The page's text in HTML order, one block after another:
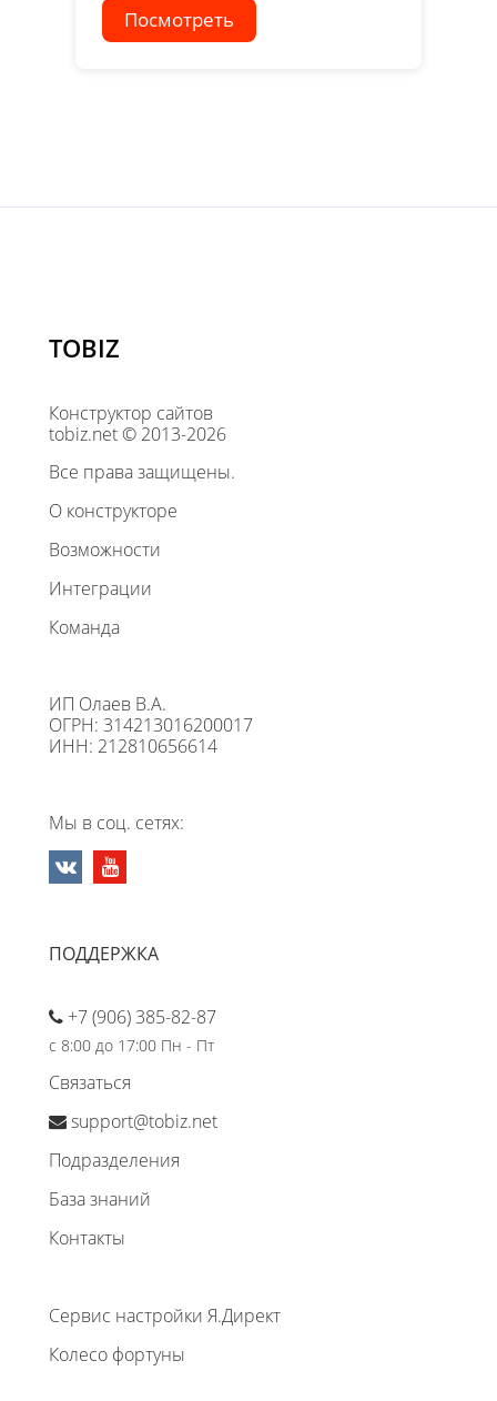
Посмотреть
TOBIZ
Конструктор сайтов
tobiz.net © 2013-2026
Все права защищены.
О конструкторе
Возможности
Интеграции
Команда
ИП Олаев В.А.
ОГРН: 314213016200017
ИНН: 212810656614
Мы в соц. сетях:
ПОДДЕРЖКА
+7 (906) 385-82-87
с 8:00 до 17:00 Пн - Пт
Связаться
support@tobiz.net
Подразделения
База знаний
Контакты
Сервис настройки Я.Директ
Колесо фортуны